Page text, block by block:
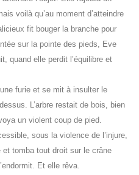
voilà qu’au moment d’atteindre
fit bouger la branche pour
sur la pointe des pieds, Eve
quand elle perdit l’équilibre et
furie et se mit à insulter le
L’arbre restait de bois, bien
un violent coup de pied.
sous la violence de l’injure,
tomba tout droit sur le crâne
Et elle rêva.